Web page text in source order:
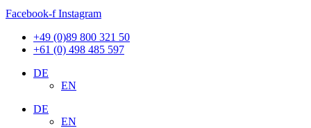
Facebook-f Instagram
+49 (0)89 800 321 50
+61 (0) 498 485 597
DE
EN
DE
EN